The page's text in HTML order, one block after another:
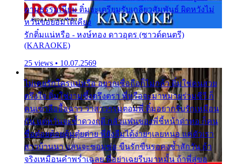
ตามธรรมเนียม ติ๋มจะเตรียมรับเกลียวสัมพันธ์ ผิดหวังไม่
หวั่นขอยอมได้เคียง
รักติ๋มแน่หรือ - หงษ์ทอง ดาวอุดร (ซาวด์ดนตรี)
(KARAOKE)
25 views • 10.07.2569
ไม่เคยรักใครแน่หรือ อยากเชื่อถือก็ไม่กล้า ติ๋มใช่คนสวย
ตรึงใจ ติ๋มใช่งามซึ้งตรึงตรา พี่หรือจะมาหมายร่วมชีวี ก็
คนเขาลืออื้อฉาว ว่าสาวๆรุมตอมพี่ ติ๋มอยากรับรักเหมือน
กัน แต่หวั่นจะช้ำดวงฤดี กลัวแฟนของพี่ชี้หน้าด่าทอ ก็คน
ชื่อต๋อยต้อยตุ้มตุ๋ยต่าย พี่ยังลืมได้ง่ายๆเลยหนอ แค่ตัวเรา
สาวบ้านนา แสนจะซอมซ่อ ขืนรักขืนรอคงช้ำสักวัน ถ้า
จริงเหมือนคำพร่ำเฉลย พี่อย่าเฉยรีบมาหมั้น ถ้าพี่สู่ขอ